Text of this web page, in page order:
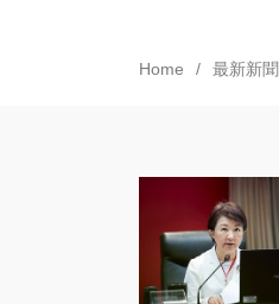
Home 最新新聞